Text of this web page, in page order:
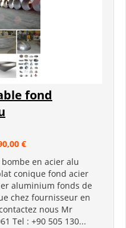
fond
€
en acier alu
conique fond acier
aluminium fonds de
chez fournisseur en
nous Mr
Tel : +90 505 130...